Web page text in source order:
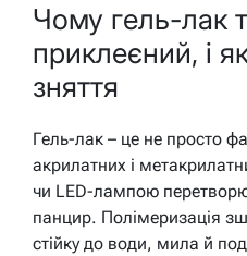
Чому гель-лак
приклеєний, і
зняття
Гель-лак – це не просто
акрилатних і
чи LED-лампою
панцир. Полімеризація
стійку до води, мила й